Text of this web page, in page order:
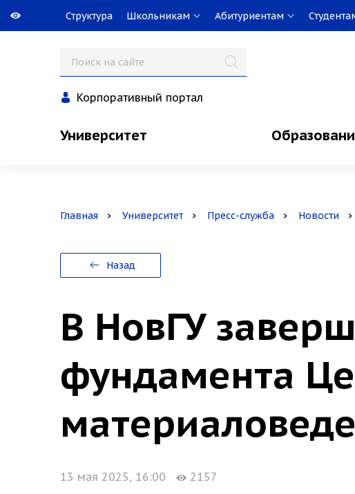
Структура Школьникам Абитуриентам
Корпоративный портал
Университет
Главная Университет Пресс-служба Новости
Назад
В НовГУ
фундамента
13 мая 2025, 16:00 2157